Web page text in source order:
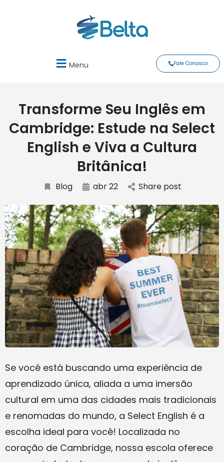
Menu Fale Conosco
Transforme Seu Inglês em
Cambridge: Estude na Select
English e Viva a Cultura
Britânica!
Blog abr 22 Share post
Se você está buscando uma experiência de
aprendizado única, aliada a uma imersão
cultural em uma das cidades mais tradicionais
e renomadas do mundo, a Select English é a
escolha ideal para você! Localizada no
coração de Cambridge, nossa escola oferece